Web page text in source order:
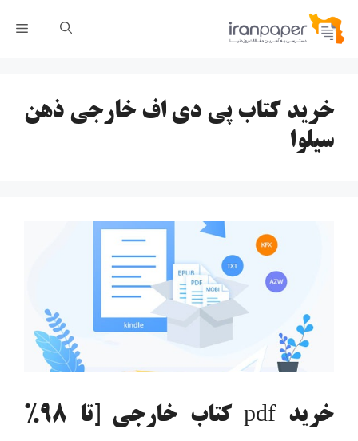
پرش
خرید کتاب پی دی اف خارجی ذهن
سیلوا
خرید pdf کتاب خارجی [تا 98%